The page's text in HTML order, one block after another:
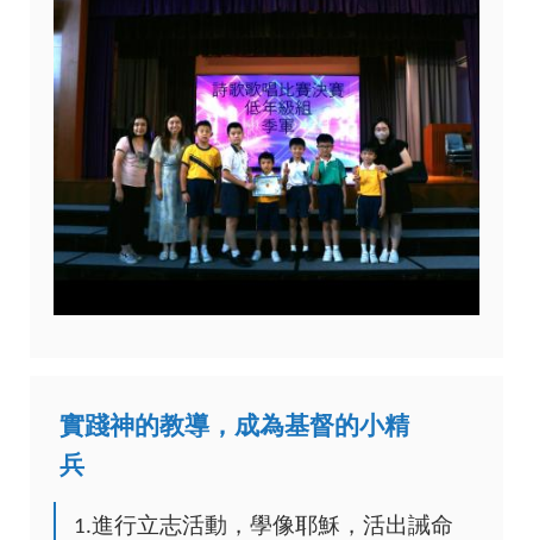
實踐神的教導，成為基督的小精
兵
1.進行立志活動，學像耶穌，活出誡命